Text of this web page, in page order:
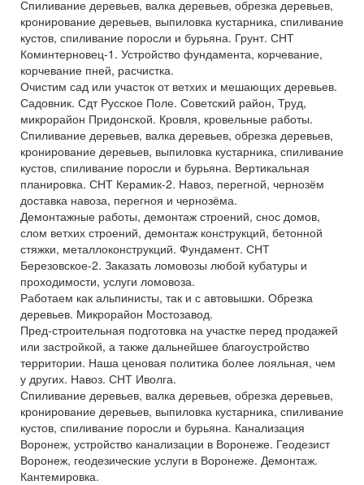
Спиливание деревьев, валка деревьев, обрезка деревьев,
кронирование деревьев, выпиловка кустарника, спиливание
кустов, спиливание поросли и бурьяна. Грунт. СНТ
Коминтерновец-1. Устройство фундамента, корчевание,
корчевание пней, расчистка.
Очистим сад или участок от ветхих и мешающих деревьев.
Садовник. Сдт Русское Поле. Советский район, Труд,
микрорайон Придонской. Кровля, кровельные работы.
Спиливание деревьев, валка деревьев, обрезка деревьев,
кронирование деревьев, выпиловка кустарника, спиливание
кустов, спиливание поросли и бурьяна. Вертикальная
планировка. СНТ Керамик-2. Навоз, перегной, чернозём
доставка навоза, перегноя и чернозёма.
Демонтажные работы, демонтаж строений, снос домов,
слом ветхих строений, демонтаж конструкций, бетонной
стяжки, металлоконструкций. Фундамент. СНТ
Березовское-2. Заказать ломовозы любой кубатуры и
проходимости, услуги ломовоза.
Работаем как альпинисты, так и с автовышки. Обрезка
деревьев. Микрорайон Мостозавод.
Пред-строительная подготовка на участке перед продажей
или застройкой, а также дальнейшее благоустройство
территории. Наша ценовая политика более лояльная, чем
у других. Навоз. СНТ Иволга.
Спиливание деревьев, валка деревьев, обрезка деревьев,
кронирование деревьев, выпиловка кустарника, спиливание
кустов, спиливание поросли и бурьяна. Канализация
Воронеж, устройство канализации в Воронеже. Геодезист
Воронеж, геодезические услуги в Воронеже. Демонтаж.
Кантемировка.